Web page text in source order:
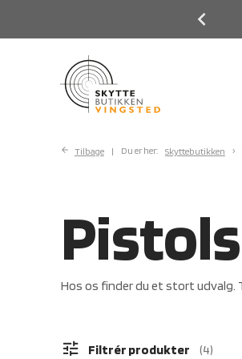
Tilbage Du er her: Skyttebutikken
Hos os finder du et stort udvalg.
tune Filtrér produkter 4